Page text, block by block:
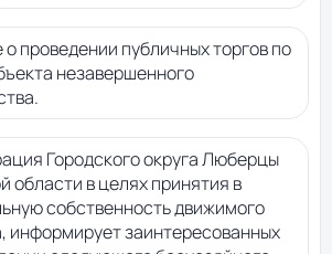
проведении публичных торгов по
незавершенного
Городского округа Люберцы
области в целях принятия в
собственность движимого
информирует заинтересованных